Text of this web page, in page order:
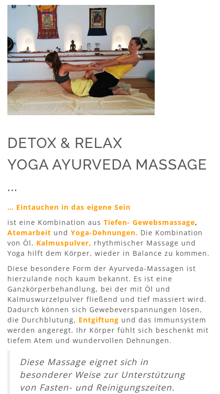
DETOX & RELAX
YOGA AYURVEDA MASSAGE
...
… Eintauchen in das eigene Sein
ist eine Kombination aus Tiefen- Gewebsmassage,
Atemarbeit und Yoga-Dehnungen. Die Kombination
von Öl, Kalmuspulver, rhythmischer Massage und
Yoga hilft dem Körper, wieder in Balance zu kommen.
Diese besondere Form der Ayurveda-Massagen ist
hierzulande noch kaum bekannt. Es ist eine
Ganzkörperbehandlung, bei der mit Öl und
Kalmuswurzelpulver fließend und tief massiert wird.
Dadurch können sich Gewebeverspannungen lösen,
die Durchblutung, Entgiftung und das Immunsystem
werden angeregt. Ihr Körper fühlt sich beschenkt mit
tiefem Atem und wundervollen Dehnungen.
Diese Massage eignet sich in
besonderer Weise zur Unterstützung
von Fasten- und Reinigungszeiten.